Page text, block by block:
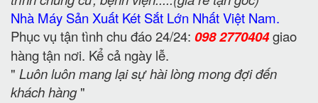
Nhà Máy Sản Xuất Két Sắt Lớn Nhất Việt Nam.
Phục vụ tận tình chu đáo 24/24: 098 2770404giao
hàng tận nơi. Kể cả ngày lễ.
" Luôn luôn mang lại sự hài lòng mong đợi đến
khách hàng"